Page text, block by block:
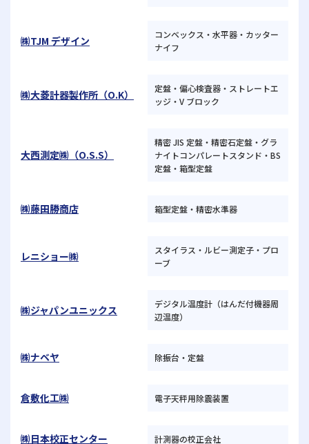
㈱TJM デザイン
コンベックス・水平器・カッター
ナイフ
㈱大菱計器製作所（O.K）
定盤・偏心検査器・ストレートエ
ッジ・V ブロック
大西測定㈱（O.S.S）
精密 JIS 定盤・精密石定盤・グラ
ナイトコンパレートスタンド・BS
定盤・箱型定盤
㈱藤田勝商店 箱型定盤・精密水準器
レニショー㈱
スタイラス・ルビー測定子・プロ
ーブ
㈱ジャパンユニックス
デジタル温度計（はんだ付機器周
辺温度）
㈱ナベヤ 除振台・定盤
倉敷化工㈱ 電子天秤用除震装置
㈱日本校正センター 計測器の校正会社